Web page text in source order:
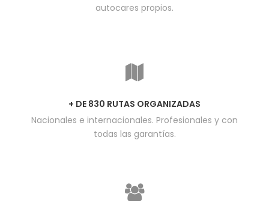
autocares propios.
+ DE 830 RUTAS ORGANIZADAS
Nacionales e internacionales. Profesionales y con
todas las garantías.